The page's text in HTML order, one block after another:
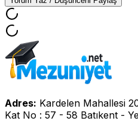
Adres: Kardelen Mahallesi
Kat No : 57 - 58 Batıkent -